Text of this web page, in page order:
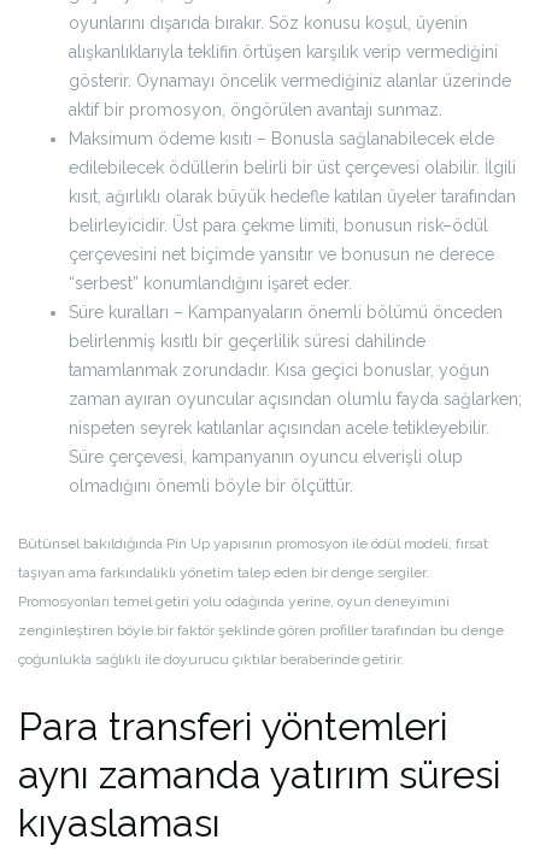
oyunlarını dışarıda bırakır. Söz konusu koşul, üyenin
alışkanlıklarıyla teklifin örtüşen karşılık verip vermediğini
gösterir. Oynamayı öncelik vermediğiniz alanlar üzerinde
aktif bir promosyon, öngörülen avantajı sunmaz.
Maksimum ödeme kısıtı – Bonusla sağlanabilecek elde
edilebilecek ödüllerin belirli bir üst çerçevesi olabilir. İlgili
kısıt, ağırlıklı olarak büyük hedefle katılan üyeler tarafından
belirleyicidir. Üst para çekme limiti, bonusun risk–ödül
çerçevesini net biçimde yansıtır ve bonusun ne derece
“serbest” konumlandığını işaret eder.
Süre kuralları – Kampanyaların önemli bölümü önceden
belirlenmiş kısıtlı bir geçerlilik süresi dahilinde
tamamlanmak zorundadır. Kısa geçici bonuslar, yoğun
zaman ayıran oyuncular açısından olumlu fayda sağlarken;
nispeten seyrek katılanlar açısından acele tetikleyebilir.
Süre çerçevesi, kampanyanın oyuncu elverişli olup
olmadığını önemli böyle bir ölçüttür.
Bütünsel bakıldığında Pin Up yapısının promosyon ile ödül modeli, fırsat
taşıyan ama farkındalıklı yönetim talep eden bir denge sergiler.
Promosyonları temel getiri yolu odağında yerine, oyun deneyimini
zenginleştiren böyle bir faktör şeklinde gören profiller tarafından bu denge
çoğunlukla sağlıklı ile doyurucu çıktılar beraberinde getirir.
Para transferi yöntemleri
aynı zamanda yatırım süresi
kıyaslaması